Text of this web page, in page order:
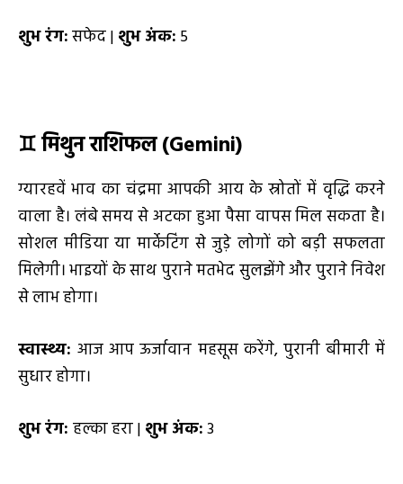
शुभ रंग:सफेद | शुभ अंक: 5
♊ मिथुन राशिफल (Gemini)
ग्यारहवें भाव का चंद्रमा आपकी आय के स्रोतों में वृद्धि करने
वाला है। लंबे समय से अटका हुआ पैसा वापस मिल सकता है।
सोशल मीडिया या मार्केटिंग से जुड़े लोगों को बड़ी सफलता
मिलेगी। भाइयों के साथ पुराने मतभेद सुलझेंगे और पुराने निवेश
से लाभ होगा।
स्वास्थ्य:आज आप ऊर्जावान महसूस करेंगे, पुरानी बीमारी में
सुधार होगा।
शुभ रंग: हल्का हरा | शुभ अंक:3